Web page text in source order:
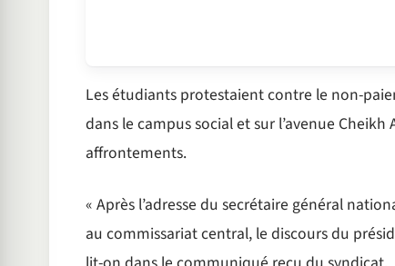
Les étudiants protestaient contre le non-
dans le campus social et sur l’avenue
affrontements.
« Après l’adresse du secrétaire général
au commissariat central, le discours du